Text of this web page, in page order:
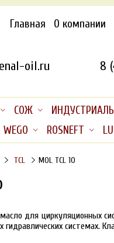
Главная О компании
oil.ru 8
СОЖ
WEGO ROSNEFT
TCL MOL TCL 10
для циркуляционных
системах.